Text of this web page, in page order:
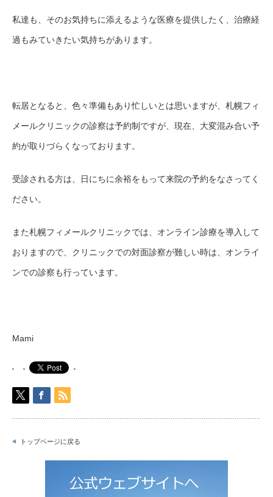
私達も、そのお気持ちに添えるような医療を提供したく、治療経
過もみていきたい気持ちがあります。
転居となると、色々準備もあり忙しいとは思いますが、 札幌フィ
メールクリニックの診察は予約制ですが 現在 大変混み合い予
約が取りづらくなっております。
受診される方は、日にちに余裕をもって来院の予約をなさってく
ださい。
また札幌フィメールクリニックでは、オンライン診療を導入して
おりますので、クリニックでの対面診察が難しい時は、オンライ
ンでの診察も行っています。
Mami
トップページに戻る